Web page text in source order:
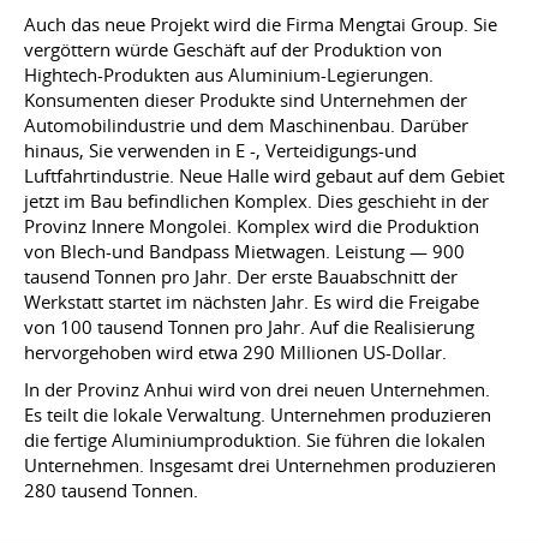
Auch das neue Projekt wird die Firma Mengtai Group. Sie
vergöttern würde Geschäft auf der Produktion von
Hightech-Produkten aus Aluminium-Legierungen.
Konsumenten dieser Produkte sind Unternehmen der
Automobilindustrie und dem Maschinenbau. Darüber
hinaus, Sie verwenden in E -, Verteidigungs-und
Luftfahrtindustrie. Neue Halle wird gebaut auf dem Gebiet
jetzt im Bau befindlichen Komplex. Dies geschieht in der
Provinz Innere Mongolei. Komplex wird die Produktion
von Blech-und Bandpass Mietwagen. Leistung — 900
tausend Tonnen pro Jahr. Der erste Bauabschnitt der
Werkstatt startet im nächsten Jahr. Es wird die Freigabe
von 100 tausend Tonnen pro Jahr. Auf die Realisierung
hervorgehoben wird etwa 290 Millionen US-Dollar.
In der Provinz Anhui wird von drei neuen Unternehmen.
Es teilt die lokale Verwaltung. Unternehmen produzieren
die fertige Aluminiumproduktion. Sie führen die lokalen
Unternehmen. Insgesamt drei Unternehmen produzieren
280 tausend Tonnen.